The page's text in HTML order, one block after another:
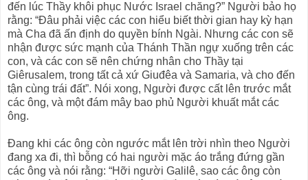
đến lúc Thầy khôi phục Nước Israel chăng?” Người bảo họ
rằng: “Ðâu phải việc các con hiểu biết thời gian hay kỳ hạn
mà Cha đã ấn định do quyền bính Ngài. Nhưng các con sẽ
nhận được sức mạnh của Thánh Thần ngự xuống trên các
con, và các con sẽ nên chứng nhân cho Thầy tại
Giêrusalem, trong tất cả xứ Giuđêa và Samaria, và cho đến
tận cùng trái đất”. Nói xong, Người được cất lên trước mắt
các ông, và một đám mây bao phủ Người khuất mắt các
ông.
Ðang khi các ông còn ngước mắt lên trời nhìn theo Người
đang xa đi, thì bỗng có hai người mặc áo trắng đứng gần
các ông và nói rằng: “Hỡi người Galilê, sao các ông còn